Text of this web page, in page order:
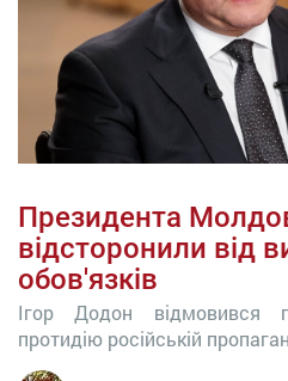
Президента
відсторонили від
обов'язків
Ігор Додон відмовився
протидію російській